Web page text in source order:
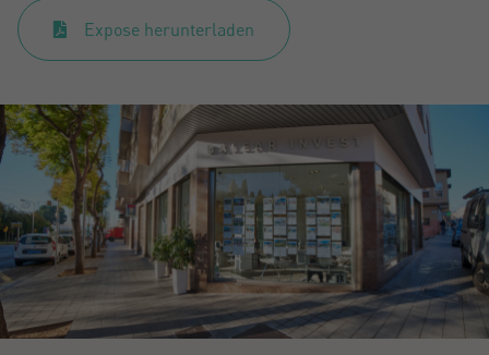
Expose herunterladen